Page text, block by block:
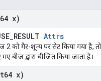
x)
Attrs
2 को गैर-शून्य पर सेट किया गया है,
बीज द्वारा बीजित किया जाता है।
x)